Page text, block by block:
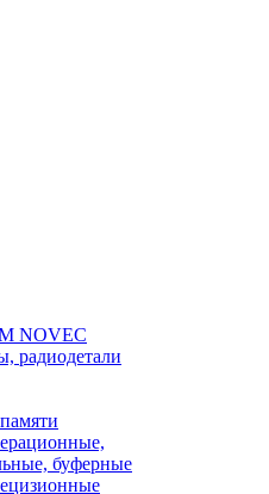
NOVEC
радиодетали
буферные